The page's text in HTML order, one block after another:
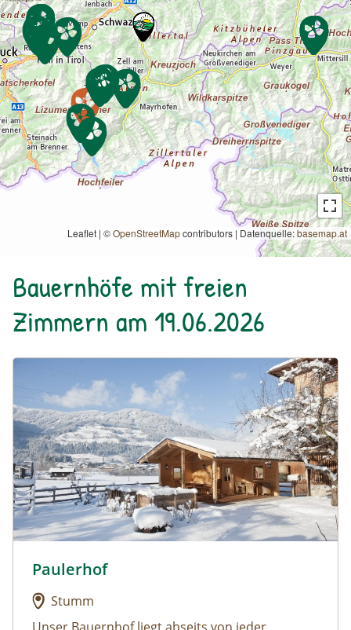
Leaflet | ©OpenStreetMapcontributors | Datenquelle:basemap.at
Bauernhöfe mit freien
Zimmern am 19.06.2026
Urlaub am Bauernhof: Paulerhof
Urlaub am Bauernhof: Paulerhof
Paulerhof
Stumm